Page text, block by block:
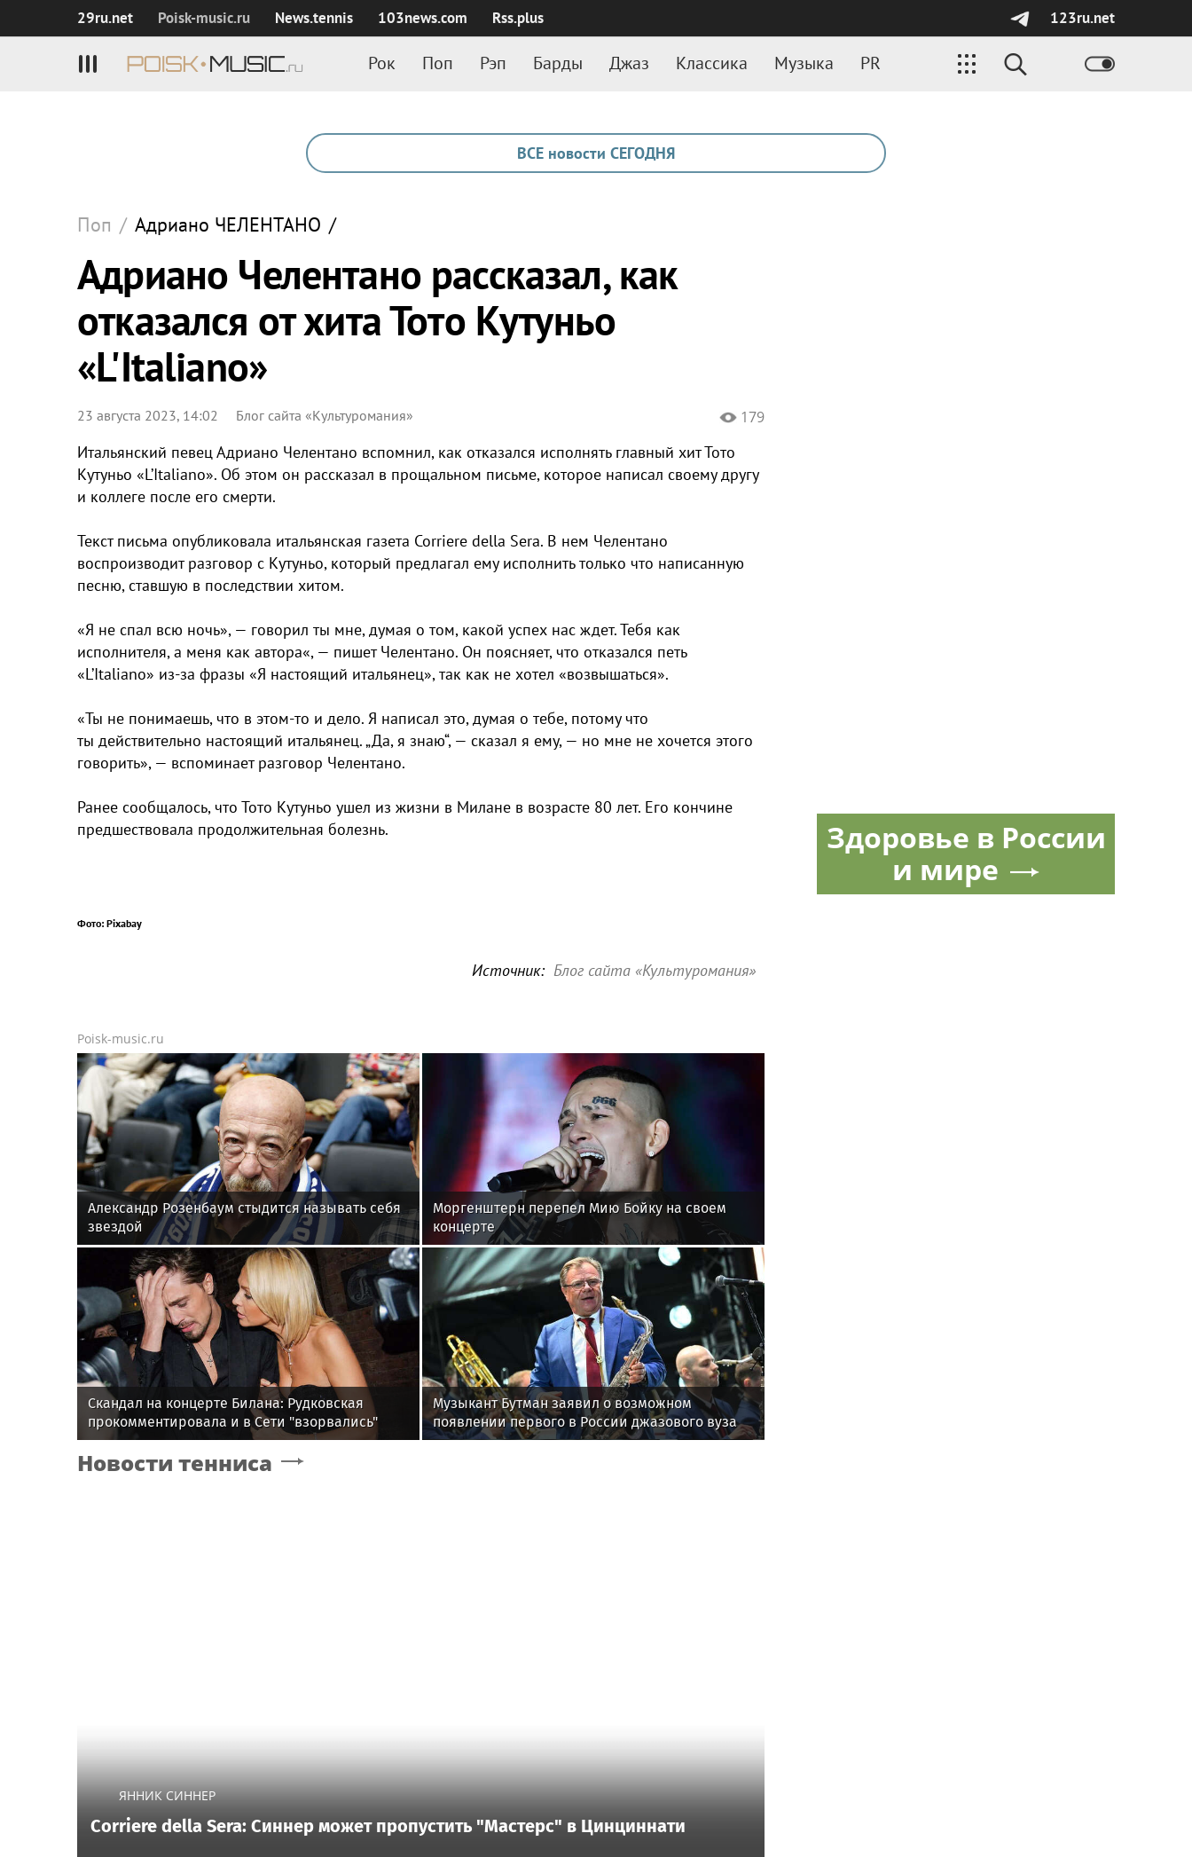
29ru.net Poisk‑music.ru News.tennis 103news.com Rss.plus 123ru.net
Рок Поп Рэп Барды Джаз Классика Музыка PR
ВСЕ новости СЕГОДНЯ
Поп / Адриано ЧЕЛЕНТАНО /
Адриано Челентано рассказал, как
отказался от хита Тото Кутуньо
«L'Italiano»
23 августа 2023, 14:02 Блог сайта «Культуромания» 179
Итальянский певец Адриано Челентано вспомнил, как отказался исполнять главный хит Тото
Кутуньо «L’Italiano». Об этом он рассказал в прощальном письме, которое написал своему другу
и коллеге после его смерти.
Текст письма опубликовала итальянская газета Corriere della Sera. В нем Челентано
воспроизводит разговор с Кутуньо, который предлагал ему исполнить только что написанную
песню, ставшую в последствии хитом.
«Я не спал всю ночь», — говорил ты мне, думая о том, какой успех нас ждет. Тебя как
исполнителя, а меня как автора«, — пишет Челентано. Он поясняет, что отказался петь
«L’Italiano» из-за фразы «Я настоящий итальянец», так как не хотел «возвышаться».
«Ты не понимаешь, что в этом-то и дело. Я написал это, думая о тебе, потому что
ты действительно настоящий итальянец. „Да, я знаю“, — сказал я ему, — но мне не хочется этого
говорить», — вспоминает разговор Челентано.
Ранее сообщалось, что Тото Кутуньо ушел из жизни в Милане в возрасте 80 лет. Его кончине
предшествовала продолжительная болезнь.
Фото: Pixabay
Источник: Блог сайта «Культуромания»
Poisk-music.ru
Александр Розенбаум стыдится называть себя
звездой
Моргенштерн перепел Мию Бойку на своем
концерте
Скандал на концерте Билана: Рудковская
прокомментировала и в Сети "взорвались"
Музыкант Бутман заявил о возможном
появлении первого в России джазового вуза
Новости тенниса
ЯННИК СИННЕР
Corriere della Sera: Синнер может пропустить "Мастерс" в Цинциннати
Здоровье в России
и мире